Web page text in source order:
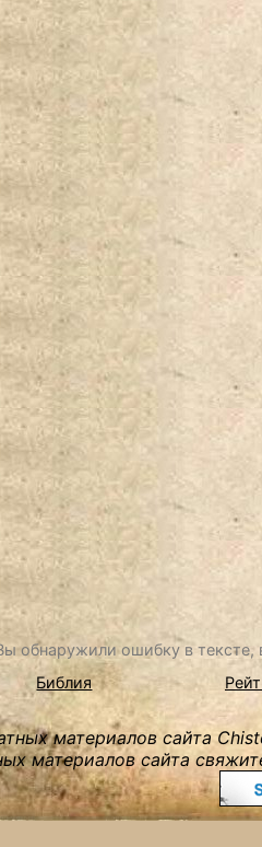
обнаружили ошибку в
Библия
материалов сайта
материалов сайта